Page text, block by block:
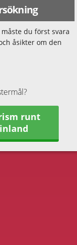
du först svara
åsikter om den
runt
inland